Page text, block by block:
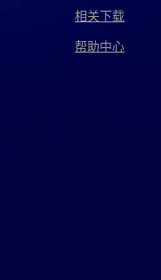
相关下载
帮助中心